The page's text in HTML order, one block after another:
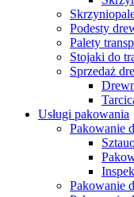
Podesty
Palety
Stojaki do
Sprzedaż
Usługi pakowania
Pakowanie
Pakowanie